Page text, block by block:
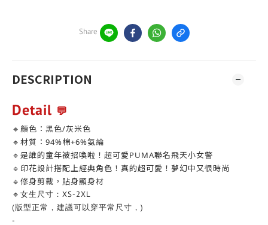
Share
DESCRIPTION
Detail 💬
🔹顏色：黑色/灰米色
🔹材質：94%棉+6%氨綸
🔹是誰的童年被招喚啦！超可愛PUMA聯名飛天小女警
🔹印花設計搭配上經典角色！真的超可愛！夢幻中又很時尚
🔹修身剪裁，貼身顯身材
🔹女生尺寸：XS-2XL
(版型正常，建議可以穿平常尺寸，)
-